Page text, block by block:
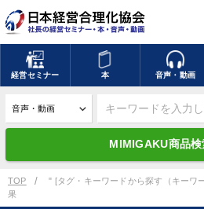
経営セミナー 本 音声・動画
MIMIGAKU商品検
キーワードを入力して探す
デジタル版対応のみ検索結果に表
search 上記の条件
TOP
" [タグ・キーワードから探す（キーワ
果